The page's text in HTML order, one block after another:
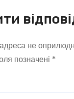
не
позначені *